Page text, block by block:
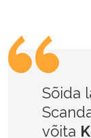
Sõida
võita